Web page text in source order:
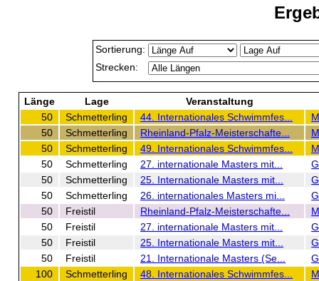
Sortierung:
Strecken:
Länge Lage
Veranstaltung
50
Schmetterling 44. Internationales Schwimmfes...
50
Schmetterling Rheinland-Pfalz-Meisterschafte...
50
Schmetterling 49. Internationales Schwimmfes...
50
Schmetterling 27. internationale Masters mit...
50
Schmetterling 25. Internationale Masters mit...
50
Schmetterling 26. internationales Masters mi...
50
Freistil Rheinland-Pfalz-Meisterschafte...
50
Freistil 27. internationale Masters mit...
50
Freistil 25. Internationale Masters mit...
50
Freistil 21. Internationale Masters (Se...
100
Schmetterling 48. Internationales Schwimmfes...